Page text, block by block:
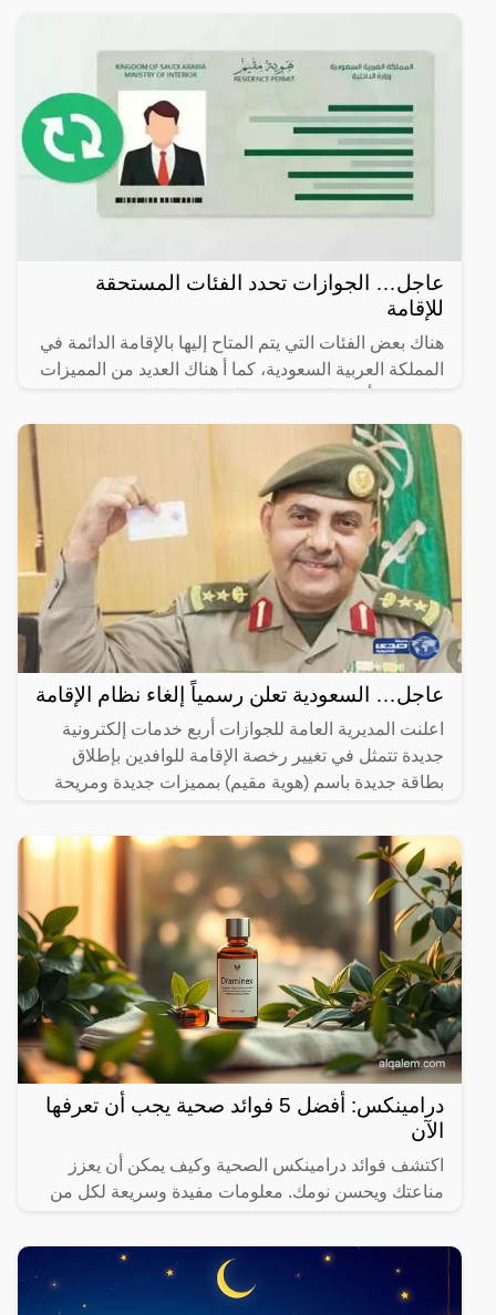
عاجل… الجوازات تحدد الفئات المستحقة
للإقامة
هناك بعض الفئات التي يتم المتاح إليها بالإقامة الدائمة في
المملكة العربية السعودية، كما أ هناك العديد من المميزات
عاجل… السعودية تعلن رسمياً إلغاء نظام الإقامة
اعلنت المديرية العامة للجوازات أربع خدمات إلكترونية
جديدة تتمثل في تغيير رخصة الإقامة للوافدين بإطلاق
بطاقة جديدة باسم (هوية مقيم) بمميزات جديدة ومريحة
درامينكس: أفضل 5 فوائد صحية يجب أن تعرفها
الآن
اكتشف فوائد درامينكس الصحية وكيف يمكن أن يعزز
مناعتك ويحسن نومك. معلومات مفيدة وسريعة لكل من